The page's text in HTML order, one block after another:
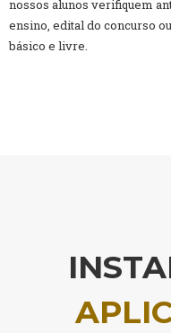
nossos alunos verifiquem
ensino, edital do concurso
básico e livre.